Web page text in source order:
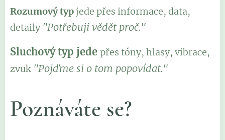
Rozumový typjede přes informace, data,
detaily "Potřebuji vědět proč."
Sluchový typ jede přes tóny, hlasy, vibrace,
zvuk "Pojďme si o tom popovídat."
Poznáváte se?